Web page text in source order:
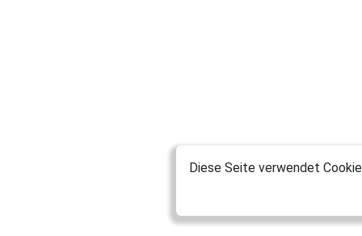
Diese Seite verwendet